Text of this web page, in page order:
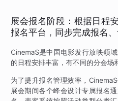
展会报名阶段：根据日程
报名平台，同步完成报名
CinemaS是中国电影发行放映领
的日程安排丰富，有不同的分会场
为了提升报名管理效率，
展会期间各个峰会设计专属报名